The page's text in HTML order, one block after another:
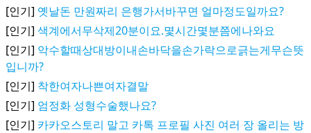
[인기] 옛날돈 만원짜리 은행가서바꾸면 얼마정도일까요?
[인기] 색계에서무삭제20분이요.몇시간몇분쯤에나와요
[인기] 악수할때상대방이내손바닥을손가락으로긁는게무슨뜻
입니까?
[인기] 착한여자나쁜여자결말
[인기] 엄정화 성형수술했나요?
[인기] 카카오스토리 말고 카톡 프로필 사진 여러 장 올리는 방